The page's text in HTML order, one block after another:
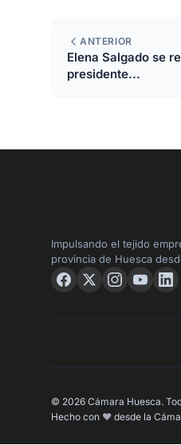
ANTERIOR
Elena Salgado se
presidente...
Impulsando el tejido
provincia de Huesca
© 2026 Cámara Huesca.
Hecho con ❤️ desde la